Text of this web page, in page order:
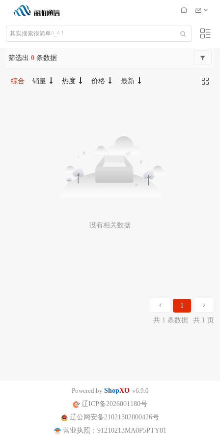
筛选出 0 条数据
综合 销量 热度 价格 最新
没有相关数据
1
共 1 条数据
共 1 页
Powered by ShopXO v6.9.0
辽ICP备2026001180号
辽公网安备21021302000426号
营业执照：91210213MA0P5PTY81